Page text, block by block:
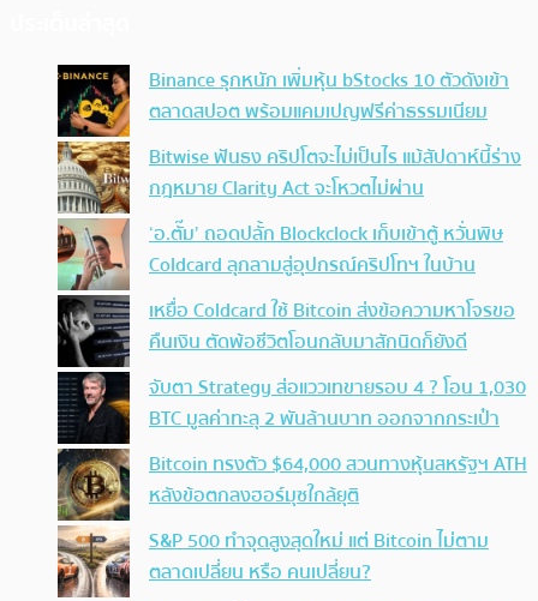
Binance รุกหนัก เพิ่มหุ้น bStocks 10 ตัวดังเข้า
ตลาดสปอต พร้อมแคมเปญฟรีค่าธรรมเนียม
Bitwise ฟันธง คริปโตจะไม่เป็นไร แม้สัปดาห์นี้ร่าง
กฎหมาย Clarity Act จะโหวตไม่ผ่าน
‘อ.ตั๊ม’ ถอดปลั้ก Blockclock เก็บเข้าตู้ หวั่นพิษ
Coldcard ลุกลามสู่อุปกรณ์คริปโทฯ ในบ้าน
เหยื่อ Coldcard ใช้ Bitcoin ส่งข้อความหาโจรขอ
คืนเงิน ตัดพ้อชีวิตโอนกลับมาสักนิดก็ยังดี
จับตา Strategy ส่อแววเทขายรอบ 4 ? โอน 1,030
BTC มูลค่าทะลุ 2 พันล้านบาท ออกจากกระเป๋า
Bitcoin ทรงตัว $64,000 สวนทางหุ้นสหรัฐฯ ATH
หลังข้อตกลงฮอร์มุซใกล้ยุติ
S&P 500 ทำจุดสูงสุดใหม่ แต่ Bitcoin ไม่ตาม
ตลาดเปลี่ยน หรือ คนเปลี่ยน?